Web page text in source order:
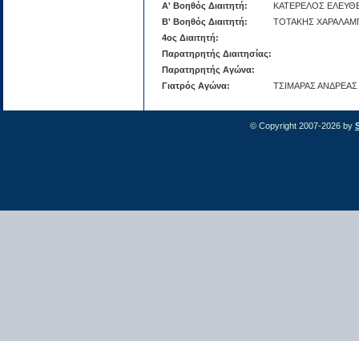
Α' Βοηθός Διαιτητή:
ΚΑΤΕΡΕΛΟΣ
Β' Βοηθός Διαιτητή:
ΤΟΤΑΚΗΣ
4ος Διαιτητή:
Παρατηρητής Διαιτησίας:
Παρατηρητής Αγώνα:
Γιατρός Αγώνα:
ΤΣΙΜΑΡΑΣ ΑΝΔΡΕΑΣ
© Copyright 2007-2026 by